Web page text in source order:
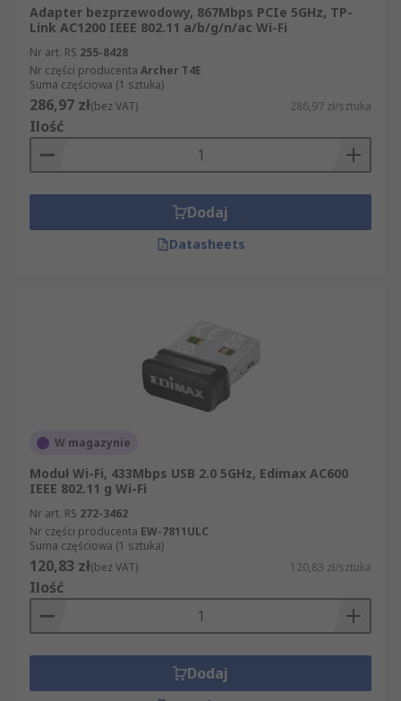
Adapter bezprzewodowy, 867Mbps PCIe 5GHz, TP-
Link AC1200 IEEE 802.11 a/b/g/n/ac Wi-Fi
Nr art. RS 255-8428
Nr części producenta Archer T4E
Suma częściowa (1 sztuka)
286,97 zł(bez VAT) 286,97 zł/sztuka
Ilość
Dodaj
Datasheets
W magazynie
Moduł Wi-Fi, 433Mbps USB 2.0 5GHz, Edimax AC600
IEEE 802.11 g Wi-Fi
Nr art. RS 272-3462
Nr części producenta EW-7811ULC
Suma częściowa (1 sztuka)
120,83 zł(bez VAT) 120,83 zł/sztuka
Ilość
Dodaj